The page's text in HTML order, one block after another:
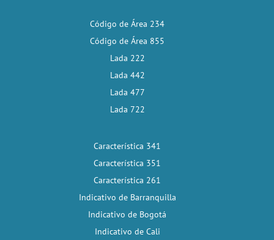
Código de Área 234
Código de Área 855
Lada 222
Lada 442
Lada 477
Lada 722
Característica 341
Característica 351
Característica 261
Indicativo de Barranquilla
Indicativo de Bogotá
Indicativo de Cali